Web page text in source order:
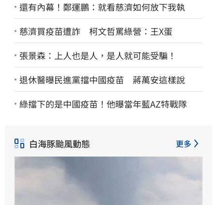
還有內幕！鄭運鵬：就看慈濟如何放下我執
慈濟買疫苗遭詐 柯文哲罵綠營：王X蛋
張景森：上人也是人，是人就可能受騙！
退休醫曝民進黨擋中國疫苗 蔣萬安這樣說
綠擋下的是中國疫苗！他曝當年藍AZ特戰隊
白海豚颱風動態 更多